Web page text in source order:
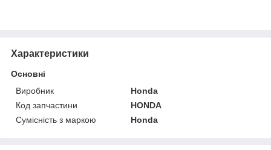
Характеристики
Основні
Виробник
Honda
Код запчастини
HONDA
Сумісність з маркою
Honda